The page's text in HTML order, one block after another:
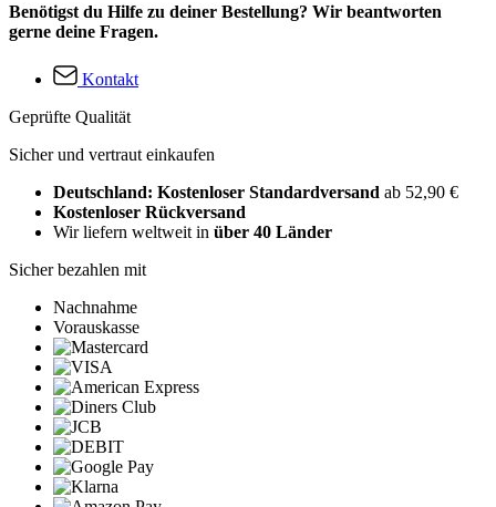
Benötigst du Hilfe zu deiner Bestellung? Wir beantworten
gerne deine Fragen.
Kontakt
Geprüfte Qualität
Sicher und vertraut einkaufen
Deutschland: Kostenloser Standardversand ab 52,90 €
Kostenloser Rückversand
Wir liefern weltweit in über 40 Länder
Sicher bezahlen mit
Nachnahme
Vorauskasse